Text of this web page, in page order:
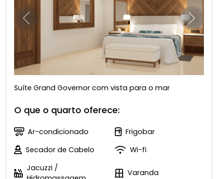
Anterior
Suíte Grand Governor com vista para o mar
O que o quarto oferece:
Ar-condicionado
Frigobar
Secador de Cabelo
Wi-fi
Jacuzzi /
Varanda